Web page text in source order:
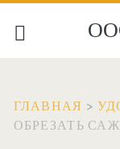
ГЛАВНАЯ >
ОБРЕЗАТЬ